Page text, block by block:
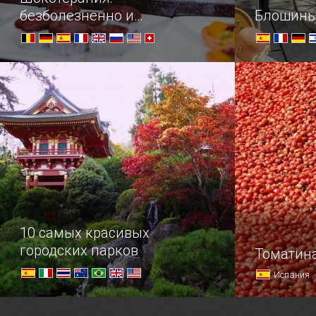
безболезненно и
безгранично вкусно
—Что вы исповедуете? — Шоколад! В погоне
10 самых красивых
городских парков
Испания